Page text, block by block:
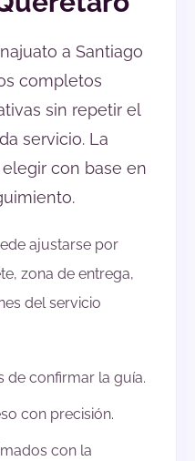
a Santiago
completos
sin repetir el
servicio. La
con base en
ajustarse por
zona de entrega,
del servicio
de confirmar la guía.
con precisión.
con la